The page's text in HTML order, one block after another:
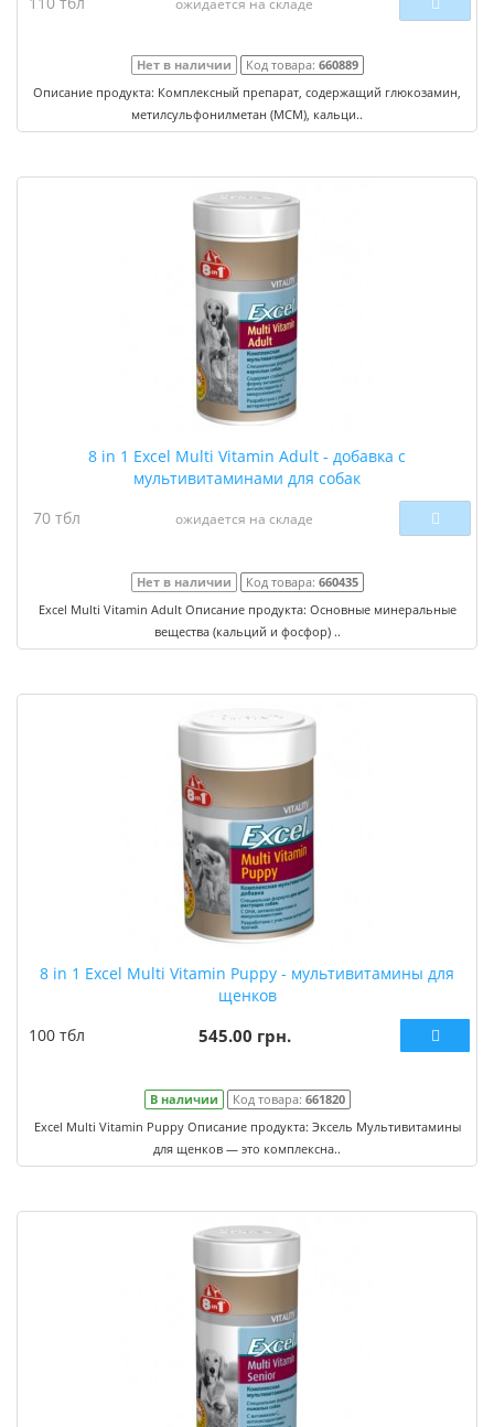
ожидается на складе
Нет в наличии Код товара: 660889
Описание продукта: Комплексный препарат, содержащий глюкозамин,
метилсульфонилметан (МСМ), кальци..
8 in 1 Excel Multi Vitamin Adult - добавка с
мультивитаминами для собак
70 тбл
ожидается на складе
Нет в наличии Код товара: 660435
Excel Multi Vitamin Adult Описание продукта: Основные минеральные
вещества (кальций и фосфор) ..
8 in 1 Excel Multi Vitamin Puppy - мультивитамины для
щенков
100 тбл
545.00 грн.
В наличии Код товара: 661820
Excel Multi Vitamin Puppy Описание продукта: Эксель Мультивитамины
для щенков — это комплексна..